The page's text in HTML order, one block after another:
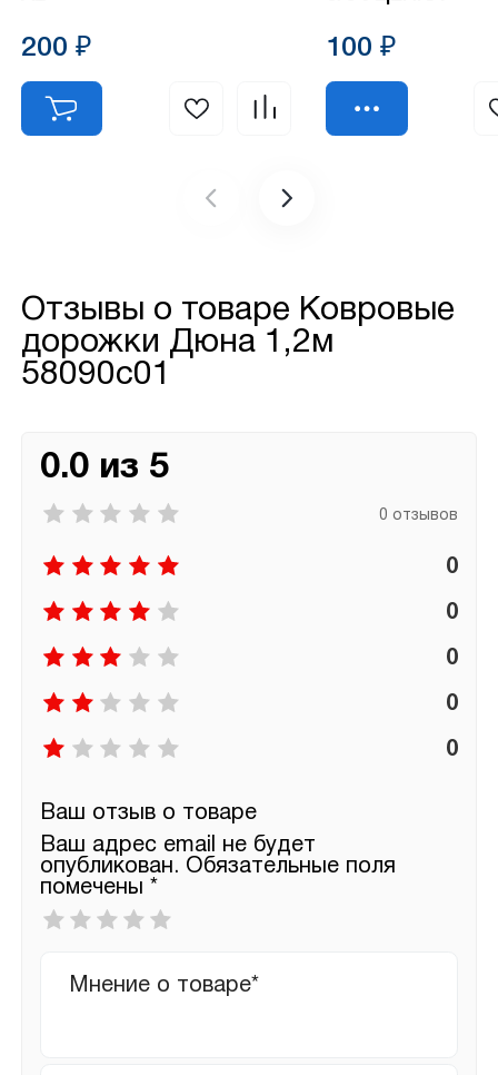
200 ₽ 100 ₽
Отзывы о товаре Ковровые
дорожки Дюна 1,2м
58090с01
0.0 из 5
0 отзывов
0
0
0
0
0
Ваш отзыв о товаре
Ваш адрес email не будет
опубликован. Обязательные поля
помечены *
Ваша
оценка
отзыв